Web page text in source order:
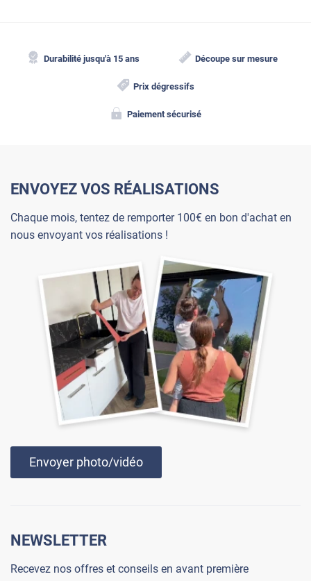
Durabilité jusqu'à 15 ans Découpe sur mesure
Prix dégressifs
Paiement sécurisé
ENVOYEZ VOS RÉALISATIONS
Chaque mois, tentez de remporter 100€ en bon d'achat en
nous envoyant vos réalisations !
Envoyer photo/vidéo
NEWSLETTER
Recevez nos offres et conseils en avant première